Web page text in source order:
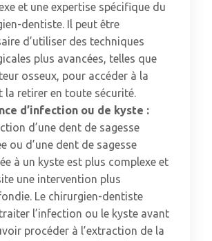
et une expertise spécifique du
dentiste. Il peut être
d’utiliser des techniques
plus avancées, telles que
osseux, pour accéder à la
la retirer en toute sécurité.
d’infection ou de kyste :
d’une dent de sagesse
ou d’une dent de sagesse
à un kyste est plus complexe et
une intervention plus
Le chirurgien-dentiste
l’infection ou le kyste avant
procéder à l’extraction de la